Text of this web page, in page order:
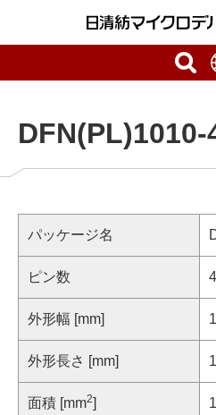
DFN(PL)1010-
パッケージ名
ピン数 4
外形幅 [mm] 1
外形長さ [mm] 1
面積 [mm2]